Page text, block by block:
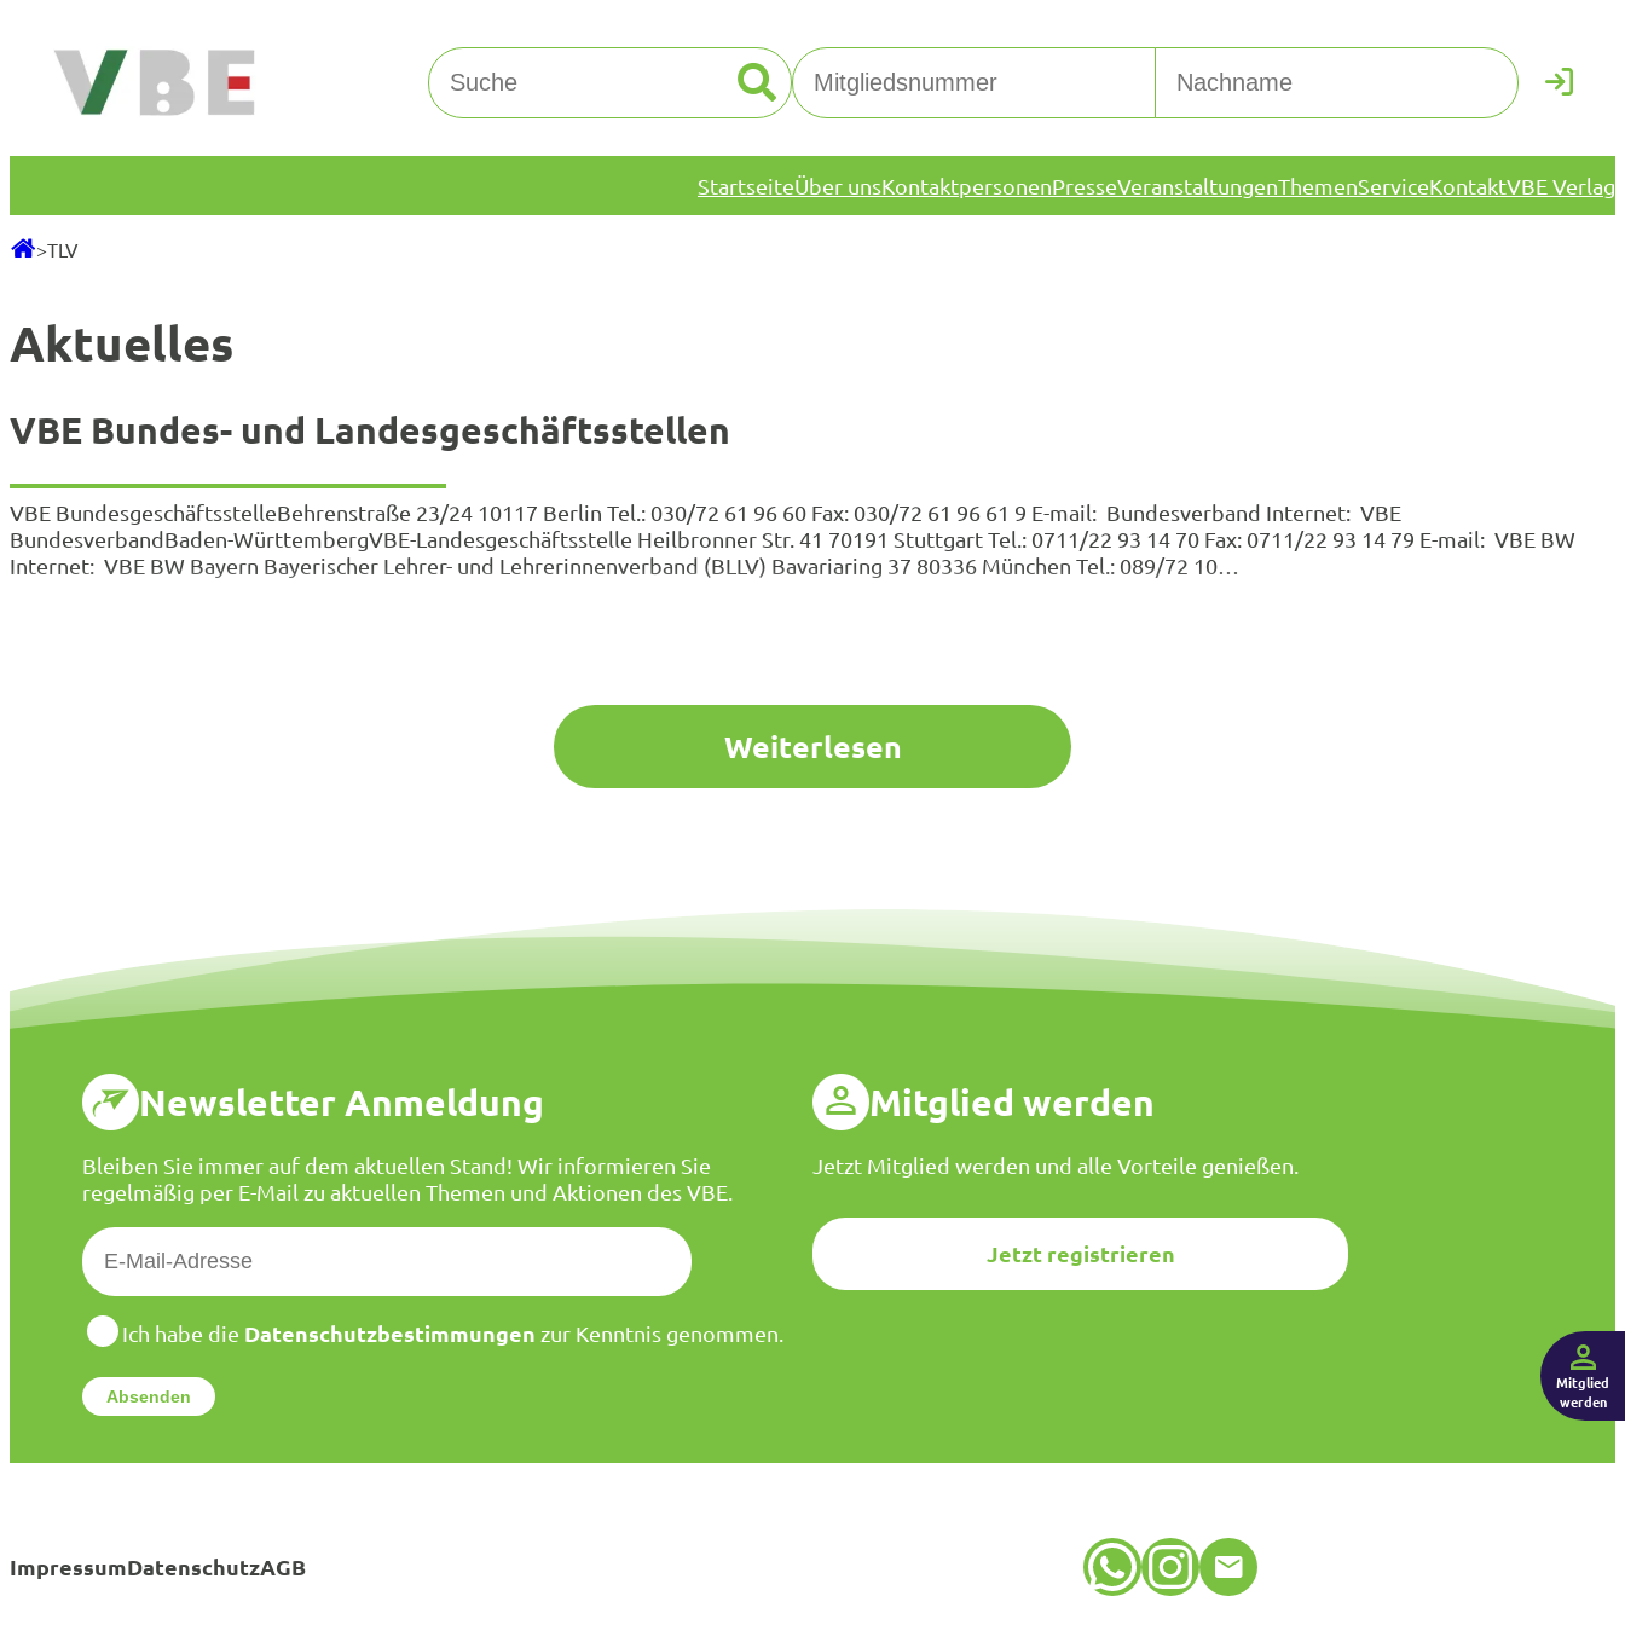
Inhalt
springen
Suchen
StartseiteÜber unsKontaktpersonenPresseVeranstaltungenThemenServiceKontaktVBE Verlag
>TLV
Aktuelles
VBE Bundes- und Landesgeschäftsstellen
VBE BundesgeschäftsstelleBehrenstraße 23/24 10117 Berlin Tel.: 030/72 61 96 60 Fax: 030/72 61 96 61 9 E-mail: Bundesverband Internet: VBE
BundesverbandBaden-WürttembergVBE-Landesgeschäftsstelle Heilbronner Str. 41 70191 Stuttgart Tel.: 0711/22 93 14 70 Fax: 0711/22 93 14 79 E-mail: VBE BW
Internet: VBE BW Bayern Bayerischer Lehrer- und Lehrerinnenverband (BLLV) Bavariaring 37 80336 München Tel.: 089/72 10…
Weiterlesen
Newsletter Anmeldung
Bleiben Sie immer auf dem aktuellen Stand! Wir informieren Sie
regelmäßig per E-Mail zu aktuellen Themen und Aktionen des VBE.
E
-
M
a
l
*
D
t
e
z
Ich habe die Datenschutzbestimmungen zur Kenntnis genommen.
Mitglied werden
Jetzt Mitglied werden und alle Vorteile genießen.
Jetzt registrieren
ImpressumDatenschutzAGB WhatsApp Instagram E-Mail
Mitglied
werden